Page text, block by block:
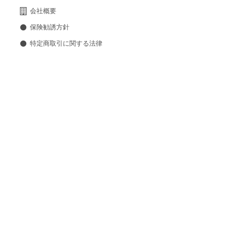
会社概要
保険勧誘方針
特定商取引に関する法律